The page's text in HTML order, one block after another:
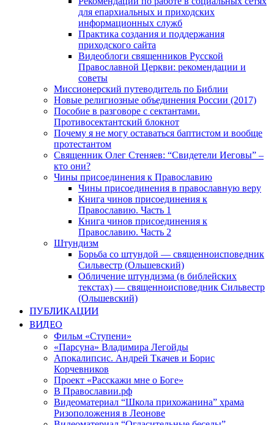
для епархиальных и приходских
информационных служб
Практика создания и поддержания
приходского сайта
Видеоблоги священников Русской
Православной Церкви: рекомендации и
советы
Миссионерский путеводитель по Библии
Новые религиозные объединения России (2017)
Пособие в разговоре с сектантами.
Противосектантский блокнот
Почему я не могу оставаться баптистом и вообще
протестантом
Священник Олег Стеняев: “Свидетели Иеговы” –
кто они?
Чины присоединения к Православию
Чины присоединения в православную веру
Книга чинов присоединения к
Православию. Часть 1
Книга чинов присоединения к
Православию. Часть 2
Штундизм
Борьба со штундой — священноисповедник
Сильвестр (Ольшевский)
Обличение штундизма (в библейских
текстах) — священноисповедник Сильвестр
(Ольшевский)
ПУБЛИКАЦИИ
ВИДЕО
Фильм «Ступени»
«Парсуна» Владимира Легойды
Апокалипсис. Андрей Ткачев и Борис
Корчевников
Проект «Расскажи мне о Боге»
В Православии.рф
Видеоматериал “Школа прихожанина” храма
Ризоположения в Леонове